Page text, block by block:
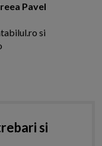
Pavel
si
si